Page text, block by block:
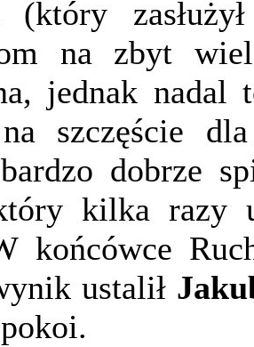
(który
na zbyt
jednak
szczęście
dobrze
kilka razy
końcówce
ustalił